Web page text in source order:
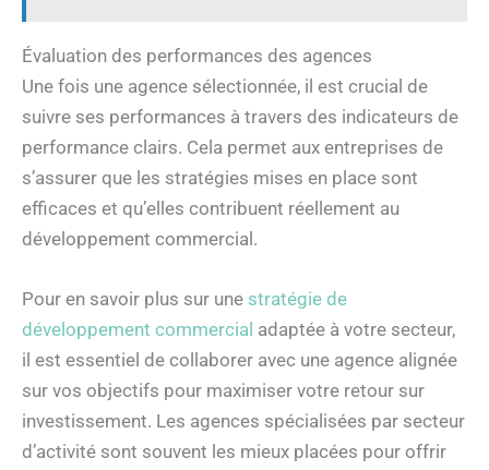
Évaluation des performances des agences
Une fois une agence sélectionnée, il est crucial de
suivre ses performances à travers des indicateurs de
performance clairs. Cela permet aux entreprises de
s’assurer que les stratégies mises en place sont
efficaces et qu’elles contribuent réellement au
développement commercial.
Pour en savoir plus sur une stratégie de
développement commercial adaptée à votre secteur,
il est essentiel de collaborer avec une agence alignée
sur vos objectifs pour maximiser votre retour sur
investissement. Les agences spécialisées par secteur
d’activité sont souvent les mieux placées pour offrir